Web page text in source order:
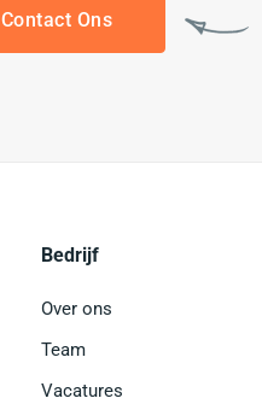
Contact Ons
Bedrijf
Over ons
Team
Vacatures